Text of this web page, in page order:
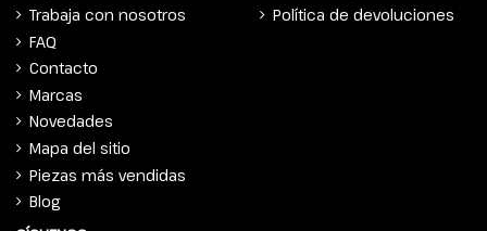
Trabaja con nosotros
FAQ
Contacto
Marcas
Novedades
Mapa del sitio
Piezas más vendidas
Blog
Política de devoluciones